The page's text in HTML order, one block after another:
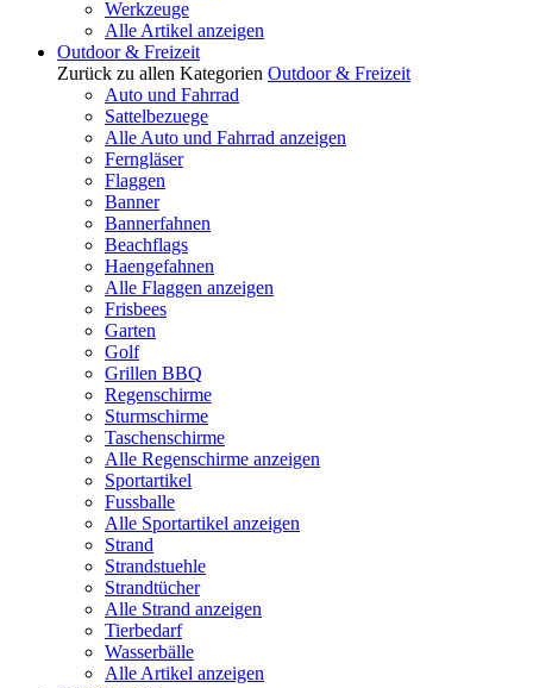
Werkzeuge
Alle Artikel anzeigen
Outdoor & Freizeit
Zurück zu allen Kategorien Outdoor & Freizeit
Auto und Fahrrad
Sattelbezuege
Alle Auto und Fahrrad anzeigen
Ferngläser
Flaggen
Banner
Bannerfahnen
Beachflags
Haengefahnen
Alle Flaggen anzeigen
Frisbees
Garten
Golf
Grillen BBQ
Regenschirme
Sturmschirme
Taschenschirme
Alle Regenschirme anzeigen
Sportartikel
Fussballe
Alle Sportartikel anzeigen
Strand
Strandstuehle
Strandtücher
Alle Strand anzeigen
Tierbedarf
Wasserbälle
Alle Artikel anzeigen